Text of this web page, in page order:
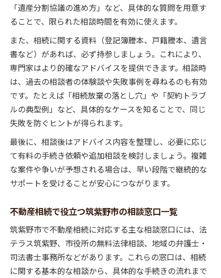
「遺産分割協議の進め方」など、具体的な質問を用意す
ることで、限られた相談時間を有効に使えます。
また、相続に関する資料（登記簿謄本、戸籍謄本、遺言
書など）があれば、必ず持参しましょう。これにより、
専門家はより的確なアドバイスを提供できます。相談時
は、過去の相談者の体験談や失敗事例を尋ねるのも有効
です。たとえば「相続放棄の落とし穴」や「契約トラブ
ルの典型例」など、具体的なケースを知ることで、同じ
失敗を防ぐヒントが得られます。
最後に、相談後はアドバイス内容を整理し、必要に応じ
て有料の手続き依頼や追加相談を検討しましょう。複雑
な案件や争いが予想される場合は、早い段階で継続的な
サポートを受けることが安心につながります。
不動産相続で役立つ筑紫野市の相談窓口一覧
筑紫野市で不動産相続に対応する主な相談窓口には、法
テラス筑紫野、市役所の無料法律相談、地域の弁護士・
司法書士事務所などがあります。これらの窓口は、相続
に関する基本的な相談から、具体的な手続きの流れまで